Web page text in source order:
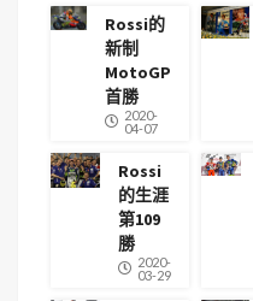
Rossi的
新制
MotoGP
首勝
2020-
04-07
Rossi
的生涯
第109
勝
2020-
03-29